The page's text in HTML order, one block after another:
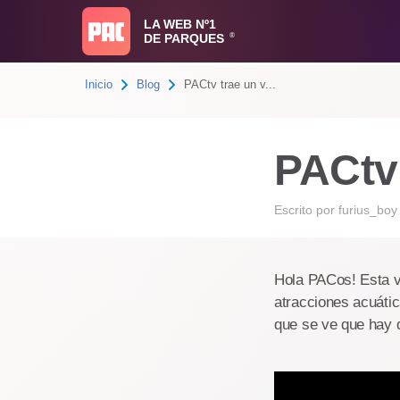
LA WEB Nº1
DE PARQUES
®
Inicio Blog PACtv trae un v...
Escrito por furius_boy
Hola PACos! Esta
atracciones
que se ve que hay